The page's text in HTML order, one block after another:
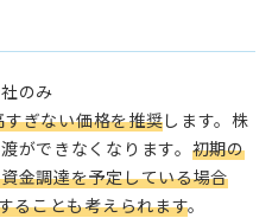
のみ
ぎない価格を推奨します。株
ができなくなります。 初期の
金調達を予定している場合
ることも考えられます。